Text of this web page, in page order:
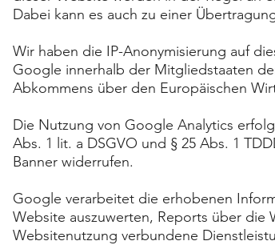
Dabei kann es auch zu einer
Wir haben die IP-Anonymisierung auf
Google innerhalb der Mitgliedstaaten
Abkommens über den Europäischen
Die Nutzung von Google Analytics
Abs. 1 lit. a DSGVO und § 25 Abs. 1
Banner widerrufen.
Google verarbeitet die erhobenen
Website auszuwerten, Reports über die
Websitenutzung verbundene